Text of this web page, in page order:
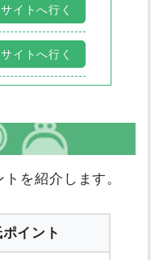
サイトへ行く
サイトへ行く